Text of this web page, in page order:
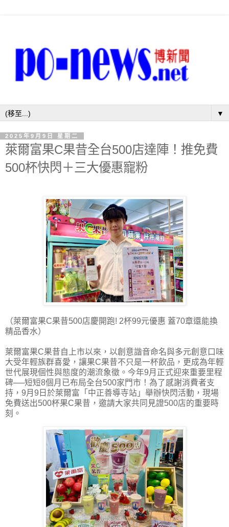
▼
2025年9月9日 星期二
萊爾富果C果昔全台500店達陣！推免費
500杯快閃＋三大優惠寵粉
（萊爾富果C果昔500店慶開跑! 2杯99元優惠 蓋70章還能換
精品香水）
萊爾富果C果昔自上市以來，以創意諧音命名與多元創意口味
大受年輕族群喜愛，讓果C果昔不只是一杯飲品，更成為年輕
世代展現個性與態度的潮流象徵。今年9月正式迎來重要里程
碑──短短8個月已布局全台500家門市！為了感謝消費者支
持，9月9日於萊爾富「中正善導寺站」舉辦快閃活動，現場
免費送出500杯果C果昔，邀請大家共同見證500店的重要時
刻。